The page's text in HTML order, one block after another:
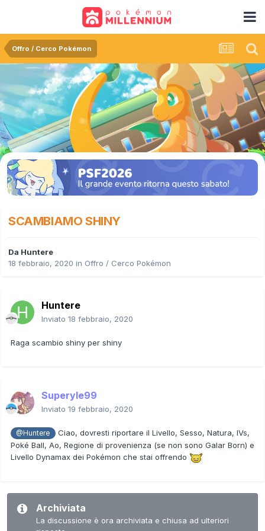
Offro / Cerco Pokémon
SCAMBIAMO SHINY
Da Huntere
18 febbraio, 2020 in Offro / Cerco Pokémon
Huntere
Inviato 18 febbraio, 2020
Raga scambio shiny per shiny
Superyle99
Inviato 19 febbraio, 2020
@Huntere
Ciao, dovresti riportare il Livello, Sesso, Natura, IVs,
Poké Ball, Ao, Regione di provenienza (se non sono Galar Born) e
Livello Dynamax dei Pokémon che stai offrendo
Archiviata
La discussione è ora archiviata e chiusa ad ulteriori